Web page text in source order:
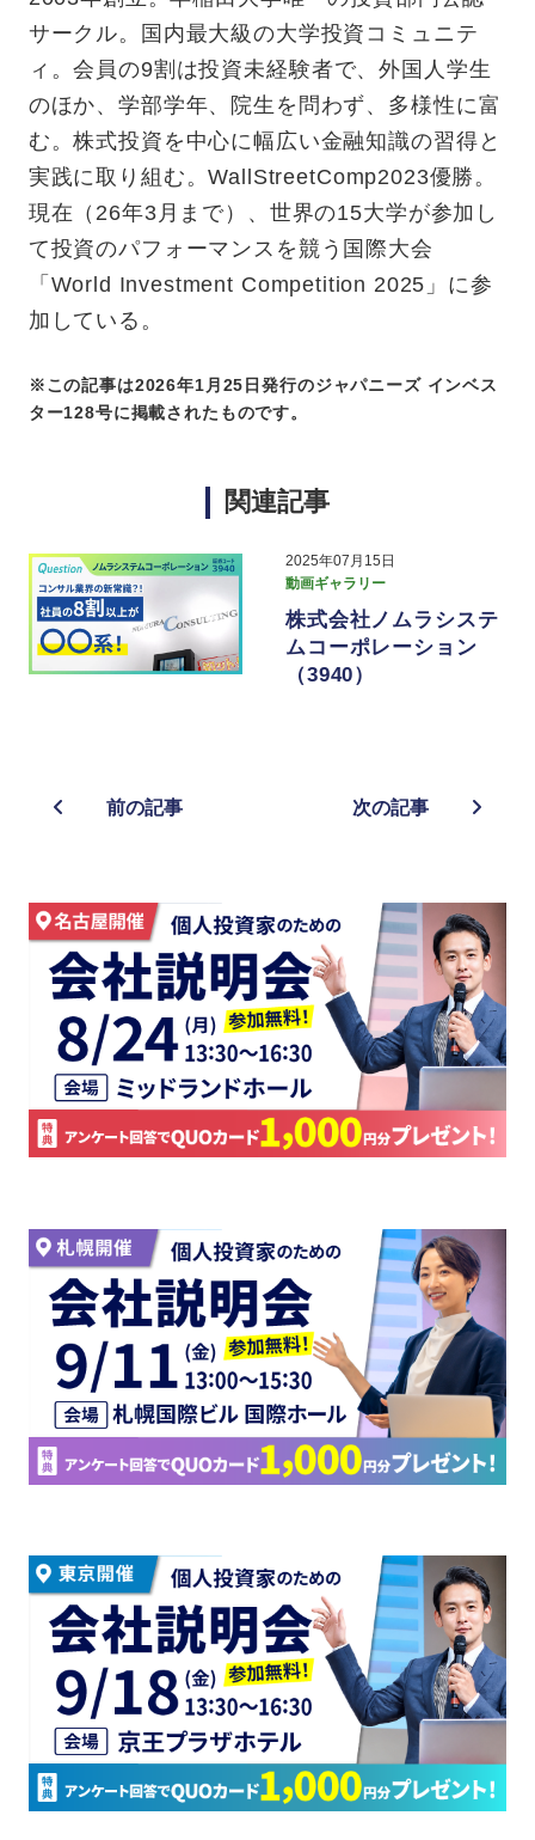
サークル。国内最大級の大学投資コミュニテ
ィ。会員の9割 は投資未経験者で、外国人学生
のほか、学部学年、院生を問わず、多様性に富
む。株式投資を中心に幅広い金融知識の習得と
実践に取り組む。WallStreetComp2023優勝。
現在（26年3月まで）、世界の15大学が参加 し
て投資のパフォーマンスを競う国際大会
「World Investment Competition 2025」に参
加している。
※この記事は2026年1月25日発行のジャパニーズ インベス
ター128号に掲載されたものです。
関連記事
2025年07月15日
動画ギャラリー
株式会社ノムラシステ
ムコーポレーション
（3940）
前の記事 次の記事